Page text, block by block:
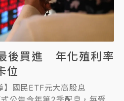
後買進 年化殖利率
位
】國民ETF元大高股息